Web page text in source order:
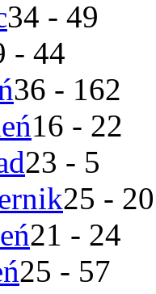
34 - 49
- 44
36 - 162
16 - 22
23 - 5
25 - 20
21 - 24
25 - 57